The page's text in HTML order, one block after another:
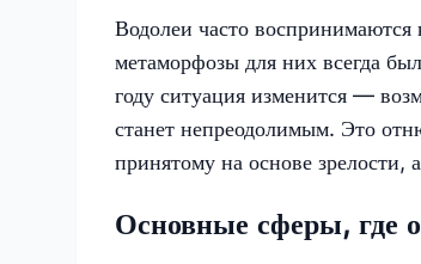
Водолеи часто
метаморфозы для них всегда
году ситуация изменится —
станет непреодолимым. Это
принятому на основе зрелости,
Основные сферы, где